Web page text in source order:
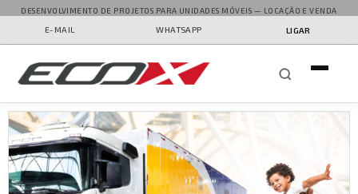
DESENVOLVIMENTO DE PROJETOS PARA UNIDADES MÓVEIS — LOCAÇÃO E VENDA
E-MAIL
WHATSAPP LIGAR